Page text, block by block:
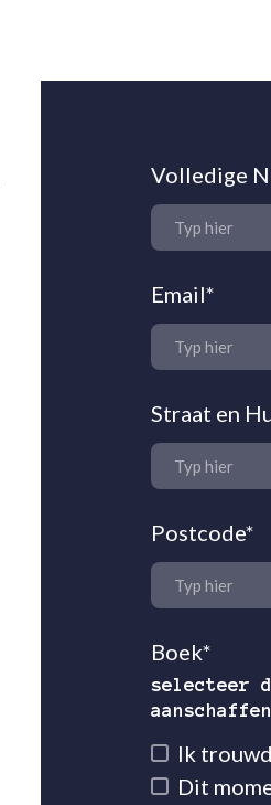
Volledige
Email*
Straat en
Postcode*
Boek*
selecteer
aanschaffen
Ik
Dit